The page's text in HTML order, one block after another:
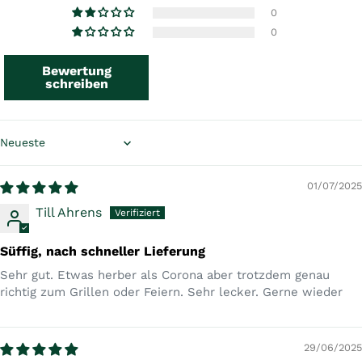
0
0
Bewertung
schreiben
Sort by
01/07/2025
Till Ahrens
Süffig, nach schneller Lieferung
Sehr gut. Etwas herber als Corona aber trotzdem genau
richtig zum Grillen oder Feiern. Sehr lecker. Gerne wieder
29/06/2025